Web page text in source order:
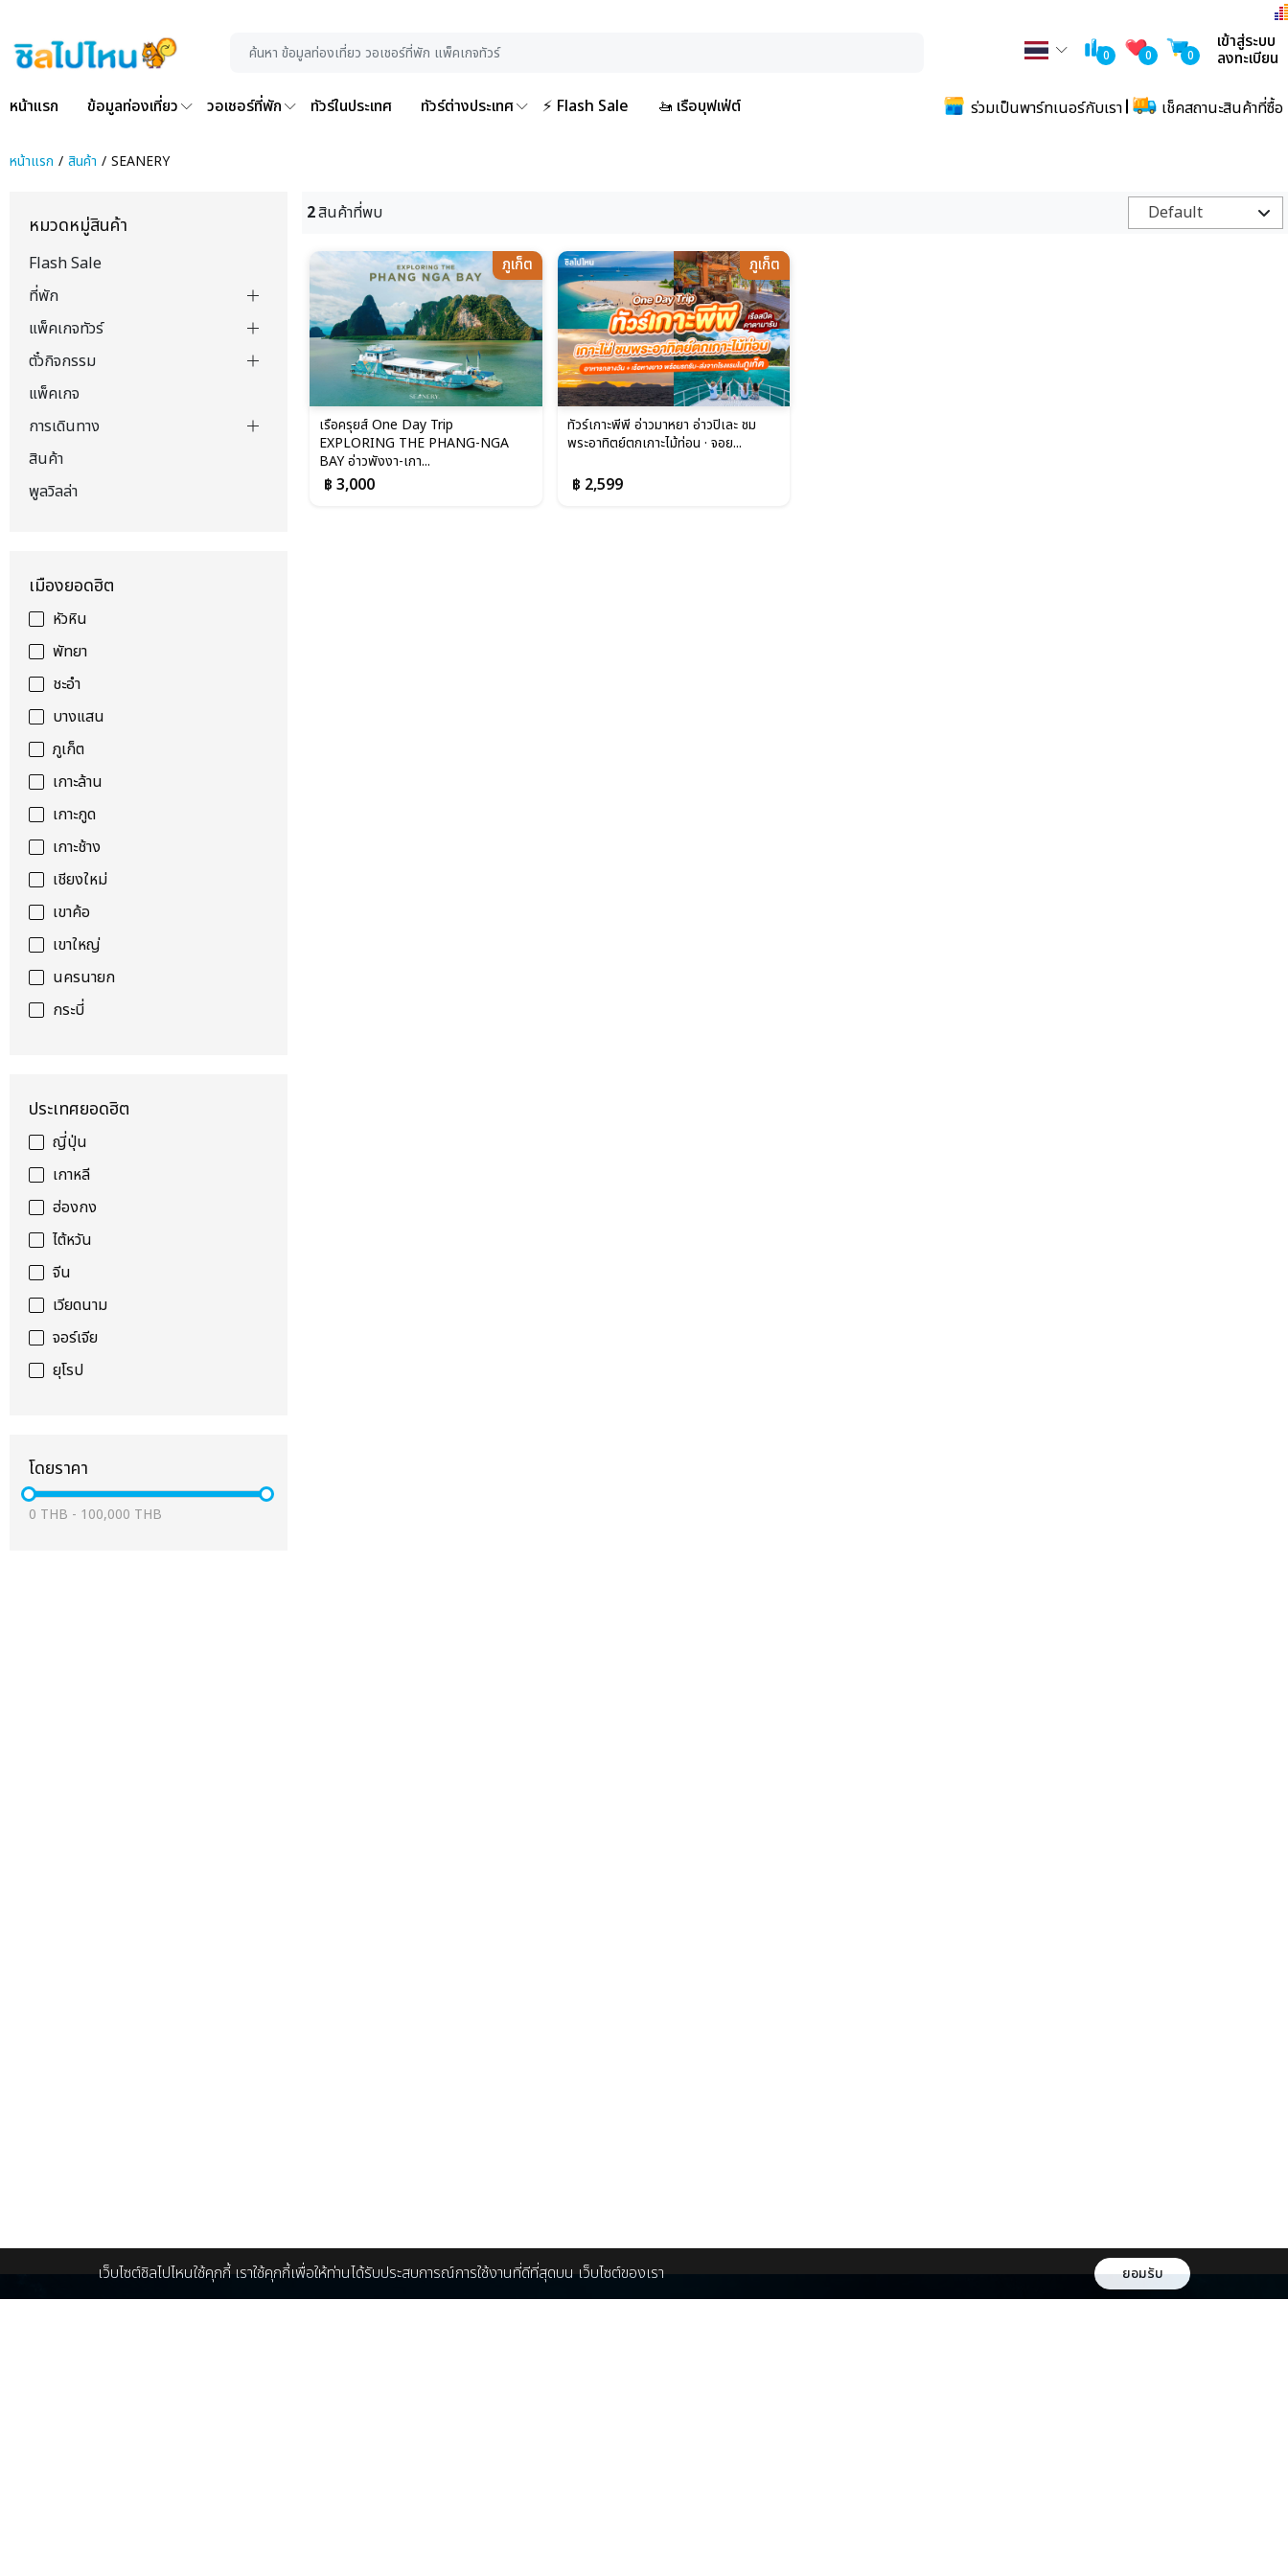
0 0 0
เข้าสู่ระบบ
ลงทะเบียน
หน้าแรก ข้อมูลท่องเที่ยว วอเชอร์ที่พัก ทัวร์ในประเทศ ทัวร์ต่างประเทศ ⚡ Flash Sale 🚤 เรือบุฟเฟ่ต์ ร่วมเป็นพาร์ทเนอร์กับเรา เช็คสถานะสินค้าที่ซื้อ
หน้าแรก สินค้า SEANERY
หมวดหมู่สินค้า
Flash Sale
ที่พัก
แพ็คเกจทัวร์
ตั๋วกิจกรรม
แพ็คเกจ
การเดินทาง
สินค้า
พูลวิลล่า
เมืองยอดฮิต
หัวหิน
พัทยา
ชะอำ
บางแสน
ภูเก็ต
เกาะล้าน
เกาะกูด
เกาะช้าง
เชียงใหม่
เขาค้อ
เขาใหญ่
นครนายก
กระบี่
ประเทศยอดฮิต
ญี่ปุ่น
เกาหลี
ฮ่องกง
ไต้หวัน
จีน
เวียดนาม
จอร์เจีย
ยุโรป
โดยราคา
0 THB - 100,000 THB
2สินค้าที่พบ Default
ภูเก็ต
เรือครุยส์ One Day Trip
EXPLORING THE PHANG-NGA
BAY อ่าวพังงา-เกา...
฿ 3,000
ภูเก็ต
ทัวร์เกาะพีพี อ่าวมาหยา อ่าวปิเละ ชม
พระอาทิตย์ตกเกาะไม้ท่อน · จอย...
฿ 2,599
เว็บไซต์ชิลไปไหนใช้คุกกี้ เราใช้คุกกี้เพื่อให้ท่านได้รับประสบการณ์การใช้งานที่ดีที่สุดบน เว็บไซต์ของเรา ยอมรับ